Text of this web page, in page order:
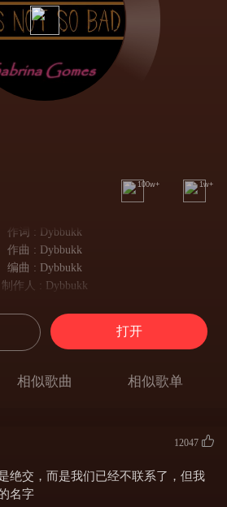
100w+ 1w+
作词 : Dybbukk
作曲 : Dybbukk
编曲 : Dybbukk
制作人 : Dybbukk
慢变凉 我在想这是为什么
I got out of bed at all
晨的雨滴挂满窗户
picture on my wall
看到墙上你的照片
打开
相似歌曲 相似歌单
12047
绝交，而是我们已经不联系了，但我
名字